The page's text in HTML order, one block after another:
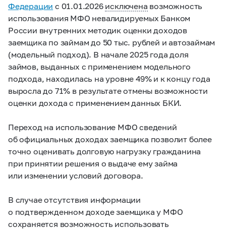
Федерации с 01.01.2026 исключена возможность
использования МФО невалидируемых Банком
России внутренних методик оценки доходов
заемщика по займам до 50 тыс. рублей и автозаймам
(модельный подход). В начале 2025 года доля
займов, выданных с применением модельного
подхода, находилась на уровне 49% и к концу года
выросла до 71% в результате отмены возможности
оценки дохода с применением данных БКИ.
Переход на использование МФО сведений
об официальных доходах заемщика позволит более
точно оценивать долговую нагрузку гражданина
при принятии решения о выдаче ему займа
или изменении условий договора.
В случае отсутствия информации
о подтвержденном доходе заемщика у МФО
сохраняется возможность использовать